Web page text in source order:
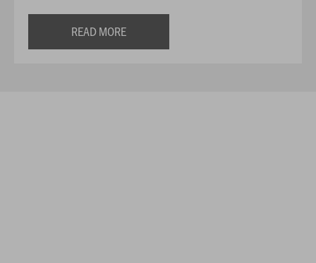
READ MORE